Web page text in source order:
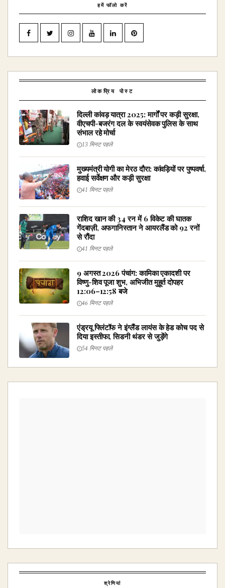
हमें फॉलो करें
लोकप्रिय पोस्ट
दिल्ली कांवड़ यात्रा 2025: मार्गों पर कड़ी सुरक्षा,
वीएचपी-बजरंग दल के स्वयंसेवक पुलिस के साथ
संभाल रहे मोर्चा
13 मिनट पहले
मुख्यमंत्री योगी का मेरठ दौरा: कांवड़ियों पर पुष्पवर्षा,
हवाई सर्वेक्षण और कड़ी सुरक्षा
41 मिनट पहले
राशिद खान की 34 रन में 6 विकेट की घातक
गेंदबाज़ी, अफगानिस्तान ने आयरलैंड को 92 रनों
से रौंदा
41 मिनट पहले
9 अगस्त 2026 पंचांग: कामिका एकादशी पर
विष्णु-शिव पूजा शुभ, अभिजीत मुहूर्त दोपहर
12:06–12:58 बजे
46 मिनट पहले
एंड्रयू फ्लिंटॉफ ने इंग्लैंड लायंस के हेड कोच पद से
दिया इस्तीफा, सिडनी थंडर से जुड़ेंगे
54 मिनट पहले
श्रेणियां